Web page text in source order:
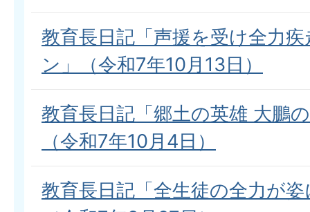
教育長日記「声援を受け全力
ン」（令和7年10月13日）
教育長日記「郷土の英雄 大鵬
（令和7年10月4日）
教育長日記「全生徒の全力が